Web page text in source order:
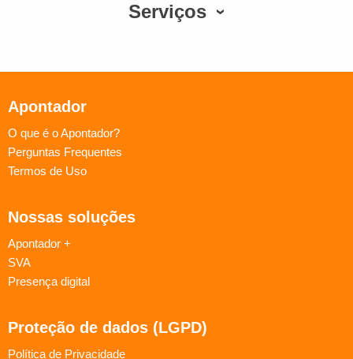
Serviços
Apontador
O que é o Apontador?
Perguntas Frequentes
Termos de Uso
Nossas soluções
Apontador +
SVA
Presença digital
Proteção de dados (LGPD)
Política de Privacidade